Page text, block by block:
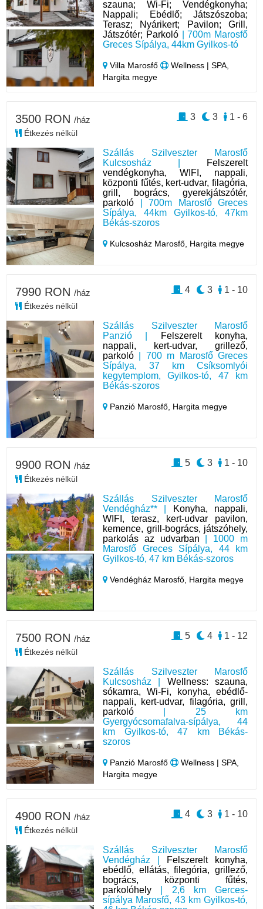
szauna; Wi-Fi; Vendégkonyha;
Nappali; Ebédlő; Játszószoba;
Terasz; Nyárikert; Pavilon; Grill,
Játszótér; Parkoló| 700m Marosfő
Greces Sípálya, 44km Gyilkos-tó
Villa Marosfő
Wellness | SPA,
Hargita megye
Szállás Szilveszter Marosfő
Kulcsosház |
Felszerelt
vendégkonyha, WIFI, nappali,
központi fűtés, kert-udvar, filagória,
grill, bogrács, gyerekjátszótér,
parkoló | 700m Marosfő Greces
Sípálya, 44km Gyilkos-tó, 47km
Békás-szoros
Kulcsosház Marosfő, Hargita megye
3500 RON /ház
Étkezés nélkül
1 - 6
3
3
Szállás Szilveszter Marosfő
Panzió |
Felszerelt konyha,
nappali, kert-udvar, grillező,
parkoló | 700 m Marosfő Greces
Sípálya, 37 km Csíksomlyói
kegytemplom, Gyilkos-tó, 47 km
Békás-szoros
Panzió Marosfő, Hargita megye
7990 RON /ház
Étkezés nélkül
1 - 10
3
4
Szállás Szilveszter Marosfő
Vendégház** |
Konyha, nappali,
WIFI, terasz, kert-udvar pavilon,
kemence, grill-bogrács, játszóhely,
parkolás az udvarban | 1000 m
Marosfő Greces Sípálya, 44 km
Gyilkos-tó, 47 km Békás-szoros
Vendégház Marosfő, Hargita megye
9900 RON /ház
Étkezés nélkül
1 - 10
3
5
Szállás Szilveszter Marosfő
Kulcsosház | Wellness: szauna,
sókamra, Wi-Fi, konyha, ebédlő-
nappali, kert-udvar, filagória, grill,
parkoló | 25 km
Gyergyócsomafalva-sípálya, 44
km Gyilkos-tó, 47 km Békás-
szoros
Panzió Marosfő
Wellness | SPA,
Hargita megye
7500 RON /ház
Étkezés nélkül
1 - 12
4
5
Szállás Szilveszter Marosfő
Vendégház |
Felszerelt konyha,
ebédlő, ellátás, filegória, grillező,
bogrács, központi fűtés,
parkolóhely | 2,6 km Gerces-
sípálya Marosfő, 43 km Gyilkos-tó,
4900 RON /ház
Étkezés nélkül
1 - 10
3
4